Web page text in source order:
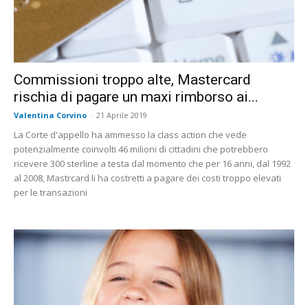
Commissioni troppo alte, Mastercard
rischia di pagare un maxi rimborso ai...
Valentina Corvino - 21 Aprile 2019
La Corte d'appello ha ammesso la class action che vede
potenzialmente coinvolti 46 milioni di cittadini che potrebbero
ricevere 300 sterline a testa dal momento che per 16 anni, dal 1992
al 2008, Mastrcard li ha costretti a pagare dei costi troppo elevati
per le transazioni